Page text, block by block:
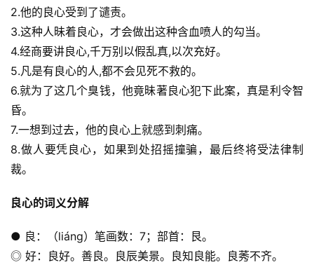
2.他的良心受到了谴责。
3.这种人昧着良心，才会做出这种含血喷人的勾当。
4.经商要讲良心,千万别以假乱真,以次充好。
5.凡是有良心的人,都不会见死不救的。
6.就为了这几个臭钱，他竟昧著良心犯下此案，真是利令智
昏。
7.一想到过去，他的良心上就感到刺痛。
8.做人要凭良心，如果到处招摇撞骗，最后终将受法律制
裁。
良心的词义分解
● 良：（liáng）笔画数：7；部首：艮。
◎ 好：良好。善良。良辰美景。良知良能。良莠不齐。